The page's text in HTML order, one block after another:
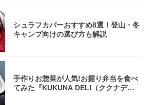
シュラフカバーおすすめ8選！登山・冬
キャンプ向けの選び方も解説
手作りお惣菜が人気!お握り弁当を食べ
てみた『KUKUNA DELI（ククナデ